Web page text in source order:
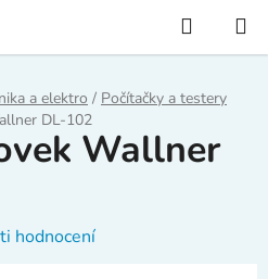
Hledat
a elektro / Počítačky a testery
DL-102
Wallner
hodnocení